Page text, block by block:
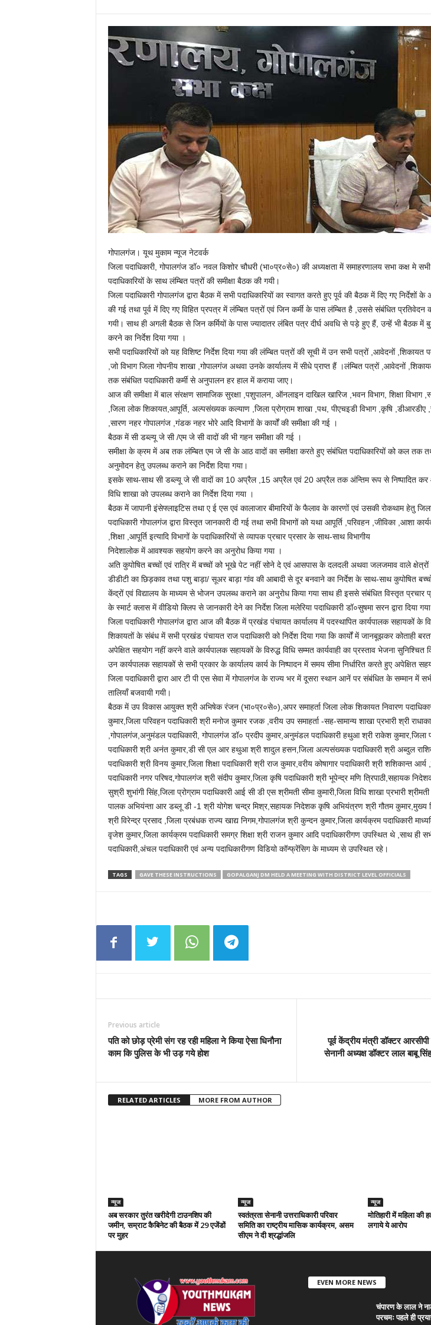
गोपालगंज। यूथ मुकाम न्यूज नेटवर्क
जिला पदाधिकारी, गोपालगंज डॉ० नवल किशोर चौधरी (भा०प्र०से०) की अध्यक्षता में समाहरणालय सभा कक्ष मे
पदाधिकारियों के साथ लंम्बित पत्रों की समीक्षा बैठक की गयी।
जिला पदाधिकारी गोपालगंज द्वारा बैठक में सभी पदाधिकारियों का स्वागत करते हुए पूर्व की बैठक में दिए गए निर्देशों के
की गई तथा पूर्व में दिए गए विहित प्रपत्र में लंम्बित पत्रों एवं जिन कर्मी के पास लंम्बित है ,उससे संबंधित प्रतिवेदन
गयी। साथ ही अगली बैठक से जिन कर्मियों के पास ज्यादातर लंबित पत्र दीर्घ अवधि से पड़े हुए हैं, उन्हें भी बैठक में
करने का निर्देश दिया गया ।
सभी पदाधिकारियों को यह विशिष्ट निर्देश दिया गया की लंम्बित पत्रों की सूची में उन सभी पत्रों ,आवेदनों ,शिकायत
,जो विभाग जिला गोपनीय शाखा ,गोपालगंज अथवा उनके कार्यालय में सीधे प्राप्त हैं ।लंम्बित पत्रों ,आवेदनों
तक संबंधित पदाधिकारी कर्मी से अनुपालन हर हाल में कराया जाए।
आज की समीक्षा में बाल संरक्षण सामाजिक सुरक्षा ,पशुपालन, ऑनलाइन दाखिल खारिज ,भवन विभाग, शिक्षा विभाग
,जिला लोक शिकायत,आपूर्ति, अल्पसंख्यक कल्याण ,जिला प्रोग्राम शाखा ,पथ, पीएचइडी विभाग ,कृषि ,डीआरडीए
,सारण नहर गोपालगंज ,गंडक नहर भोरे आदि विभागों के कार्यों की समीक्षा की गई ।
बैठक में सी डब्ल्यू जे सी /एम जे सी वादों की भी गहन समीक्षा की गई ।
समीक्षा के क्रम में अब तक लंम्बित एम जे सी के आठ वादों का समीक्षा करते हुए संबंधित पदाधिकारियों को कल तक
अनुमोदन हेतु उपलब्ध कराने का निर्देश दिया गया।
इसके साथ-साथ सी डब्ल्यू जे सी वादों का 10 अप्रैल ,15 अप्रैल एवं 20 अप्रैल तक अंन्तिम रूप से निष्पादित
विधि शाखा को उपलब्ध कराने का निर्देश दिया गया ।
बैठक में जापानी इंसेफ्लाइटिस तथा ए ई एस एवं कालाजार बीमारियों के फैलाव के कारणों एवं उसकी रोकथाम हेतु
पदाधिकारी गोपालगंज द्वारा विस्तृत जानकारी दी गई तथा सभी विभागों को यथा आपूर्ति ,परिवहन ,जीविका ,आशा
,शिक्षा ,आपूर्ति इत्यादि विभागों के पदाधिकारियों से व्यापक प्रचार प्रसार के साथ-साथ विभागीय
निदेशालोक में आवश्यक सहयोग करने का अनुरोध किया गया ।
अति कुपोषित बच्चों एवं रात्रि में बच्चों को भूखे पेट नहीं सोने दे एवं आसपास के दलदली अथवा जलजमाव वाले
डीडीटी का छिड़काव तथा पशु बाड़ा/ सूअर बाड़ा गांव की आबादी से दूर बनवाने का निर्देश के साथ-साथ कुपोषित
केंद्रों एवं विद्यालय के माध्यम से भोजन उपलब्ध कराने का अनुरोध किया गया साथ ही इससे संबंधित विस्तृत प्रचार
के स्मार्ट क्लास में वीडियो क्लिप से जानकारी देने का निर्देश जिला मलेरिया पदाधिकारी डॉ०सुषमा सरन द्वारा दिया
जिला पदाधिकारी गोपालगंज द्वारा आज की बैठक में प्रखंड पंचायत कार्यालय में पदस्थापित कार्यपालक सहायकों के
शिकायतों के संबंध में सभी प्रखंड पंचायत राज पदाधिकारी को निर्देश दिया गया कि कार्यों में जानबूझकर कोताही
अपेक्षित सहयोग नहीं करने वाले कार्यपालक सहायकों के विरुद्ध विधि सम्मत कार्यवाही का प्रस्ताव भेजना सुनिश्चित
उन कार्यपालक सहायकों से सभी प्रकार के कार्यालय कार्य के निष्पादन में समय सीमा निर्धारित करते हुए अपेक्षित
जिला पदाधिकारी द्वारा आर टी पी एस सेवा में गोपालगंज के राज्य भर में दूसरा स्थान आनें पर संबंधित के सम्मान में
तालियॉं बजवायी गयी।
बैठक में उप विकास आयुक्त श्री अभिषेक रंजन (भा०प्र०से०),अपर समाहर्ता जिला लोक शिकायत निवारण
कुमार,जिला परिवहन पदाधिकारी श्री मनोज कुमार रजक ,वरीय उप समाहर्ता -सह-सामान्य शाखा प्रभारी श्री
,गोपालगंज,अनुमंडल पदाधिकारी, गोपालगंज डॉ० प्रदीप कुमार,अनुमंडल पदाधिकारी हथुआ श्री राकेश कुमार,जिला
पदाधिकारी श्री अनंत कुमार,डी सी एल आर हथुआ श्री शादुल हसन,जिला अल्पसंख्यक पदाधिकारी श्री अब्दुल
पदाधिकारी श्री विनय कुमार,जिला शिक्षा पदाधिकारी श्री राज कुमार,वरीय कोषागार पदाधिकारी श्री शशिकान्त आर्य
पदाधिकारी नगर परिषद,गोपालगंज श्री संदीप कुमार,जिला कृषि पदाधिकारी श्री भूपेन्द्र मणि त्रिपाठी,सहायक
सुश्री शुभांगी सिंह,जिला प्रोग्राम पदाधिकारी आई सी डी एस श्रीमती सीमा कुमारी,जिला विधि शाखा प्रभारी श्रीमती
पालक अभियंन्ता आर डब्लू डी -1 श्री योगेश चन्द्र मिश्र,सहायक निदेशक कृषि अभियंत्रण श्री गौतम कुमार,मुख्य
श्री विरेन्द्र प्रसाद ,जिला प्रबंधक राज्य खाद्य निगम,गोपालगंज श्री कुन्दन कुमार,जिला कार्यक्रम पदाधिकारी
वृजेश कुमार,जिला कार्यक्रम पदाधिकारी समग्र शिक्षा श्री राजन कुमार आदि पदाधिकारीगण उपस्थित थे ,साथ ही
पदाधिकारी,अंचल पदाधिकारी एवं अन्य पदाधिकारीगण विडियो कॉन्फ्रेंसिग के माध्यम से उपस्थित रहे।
TAGS GAVE THESE INSTRUCTIONS GOPALGANJ DM HELD A MEETING WITH DISTRICT LEVEL OFFICIALS
Previous article
पति को छोड़ प्रेमी संग रह रही महिला ने किया ऐसा धिनौना
काम कि पुलिस के भी उड़ गये होश
पूर्व केंद्रीय मंत्री डॉक्टर
सेनानी अध्यक्ष डॉक्टर लाल बाबू
RELATED ARTICLES MORE FROM AUTHOR
न्यूज
अब सरकार तुरंत खरीदेगी टाउनशिप की
जमीन, सम्राट कैबिनेट की बैठक में 29 एजेंडों
पर मुहर
न्यूज
स्वतंत्रता सेनानी उत्तराधिकारी परिवार
समिति का राष्ट्रीय मासिक कार्यक्रम, असम
सीएम ने दी श्रद्धांजलि
न्यूज
मोतिहारी में महिला की
लगाये ये आरोप
EVEN MORE NEWS
चंपारण के लाल ने
परचमः पहले ही